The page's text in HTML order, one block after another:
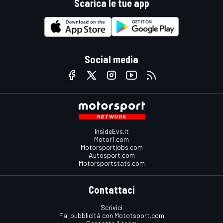
Scarica le tue app
Social media
InsideEvs.it
Motor1.com
Motorsportjobs.com
Autosport.com
Motorsportstats.com
Contattaci
Scrivici
Fai pubblicità con Mototsport.com